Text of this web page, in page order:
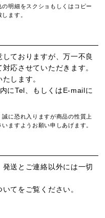
明細をスクショもしくはコピー
ます。
ておりますが、万一不良
応させていただきます。
します。
にTel、もしくはE-mailに
に恐れ入りますが商品の性質上
ますようお願い申しあげます。
送とご連絡以外には一切
いてをご覧ください。